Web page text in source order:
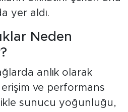
yer aldı.
Neden
anlık olarak
ve performans
sunucu yoğunluğu,